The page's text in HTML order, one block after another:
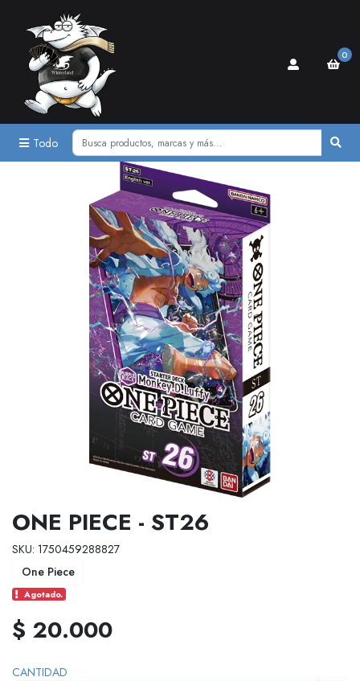
Todo
0
ONE PIECE - ST26
SKU: 1750459288827
One Piece
Agotado.
$ 20.000
CANTIDAD